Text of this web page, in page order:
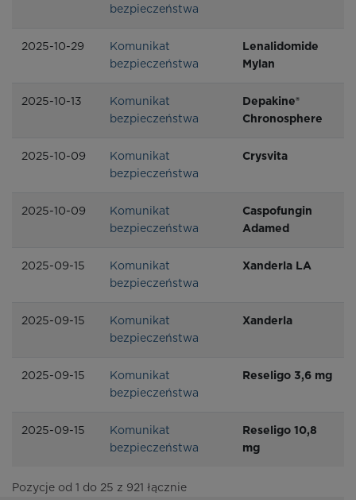
bezpieczeństwa
2025-10-29
Komunikat
bezpieczeństwa
Lenalidomide
Mylan
2025-10-13
Komunikat
bezpieczeństwa
Depakine®
Chronosphere
2025-10-09
Komunikat
bezpieczeństwa
Crysvita
2025-10-09
Komunikat
bezpieczeństwa
Caspofungin
Adamed
2025-09-15
Komunikat
bezpieczeństwa
Xanderla LA
2025-09-15
Komunikat
bezpieczeństwa
Xanderla
2025-09-15
Komunikat
bezpieczeństwa
Reseligo 3,6 mg
2025-09-15
Komunikat
bezpieczeństwa
Reseligo 10,8
mg
Pozycje od 1 do 25 z 921 łącznie